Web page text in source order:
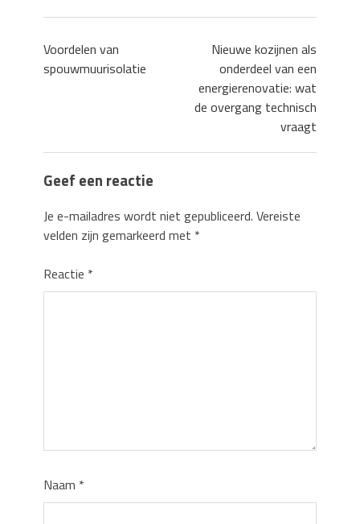
Voordelen van
spouwmuurisolatie
Nieuwe kozijnen als
onderdeel van een
energierenovatie: wat
de overgang technisch
vraagt
Geef een reactie
Je e-mailadres wordt niet gepubliceerd. Vereiste
velden zijn gemarkeerd met *
Reactie *
Naam *